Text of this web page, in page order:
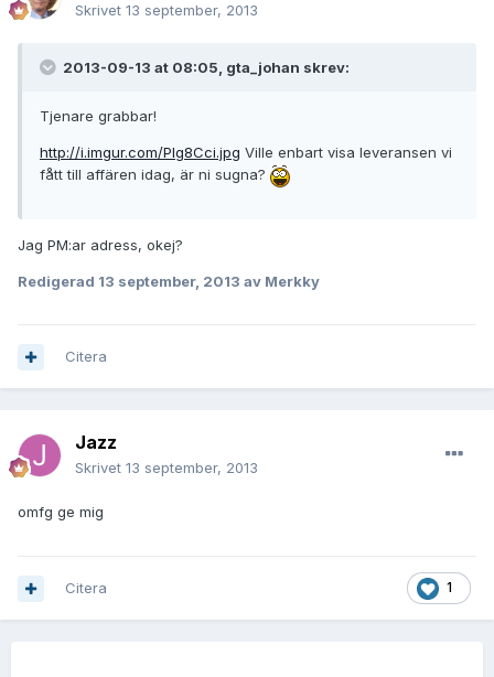
Skrivet 13 september, 2013
2013-09-13 at 08:05, gta_johan skrev:
Tjenare grabbar!
http://i.imgur.com/PIg8Cci.jpg Ville enbart visa leveransen vi
fått till affären idag, är ni sugna?
Jag PM:ar adress, okej?
Redigerad 13 september, 2013 av Merkky
Citera
Jazz
Skrivet 13 september, 2013
omfg ge mig
1
Citera